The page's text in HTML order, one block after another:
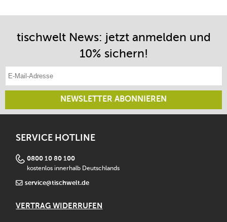
tischwelt News: jetzt anmelden und
10% sichern!
NEWSLETTER ABONNIEREN
SERVICE HOTLINE
0800 10 80 100
kostenlos innerhalb Deutschlands
service@tischwelt.de
VERTRAG WIDERRUFEN